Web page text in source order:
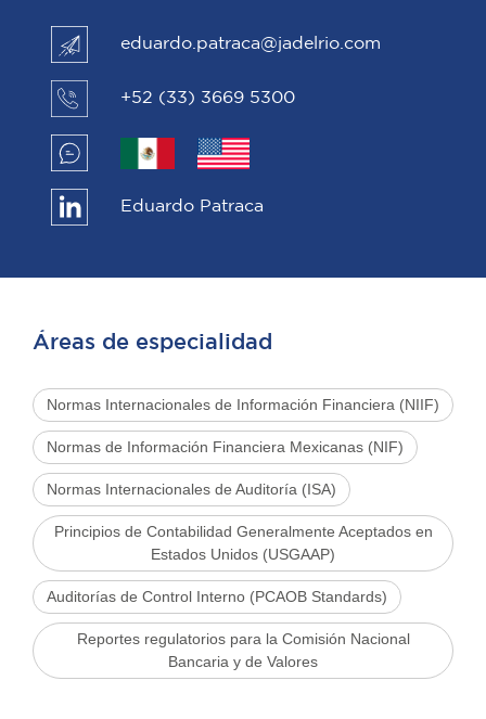
eduardo.patraca@jadelrio.com
+52 (33) 3669 5300
Eduardo Patraca
Áreas de especialidad
Normas Internacionales de Información Financiera (NIIF)
Normas de Información Financiera Mexicanas (NIF)
Normas Internacionales de Auditoría (ISA)
Principios de Contabilidad Generalmente Aceptados en
Estados Unidos (USGAAP)
Auditorías de Control Interno (PCAOB Standards)
Reportes regulatorios para la Comisión Nacional
Bancaria y de Valores